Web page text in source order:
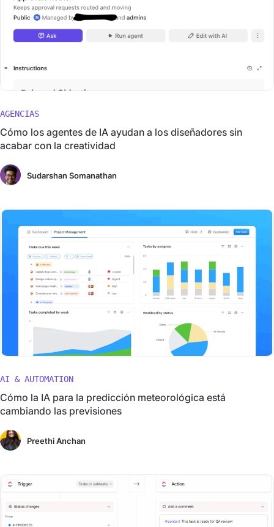
AGENCIAS
Cómo los agentes de IA ayudan a los diseñadores sin
acabar con la creatividad
Sudarshan Somanathan
AI & AUTOMATION
Cómo la IA para la predicción meteorológica está
cambiando las previsiones
Preethi Anchan